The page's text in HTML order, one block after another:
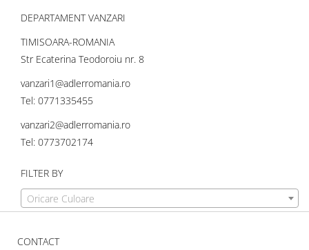
DEPARTAMENT VANZARI
TIMISOARA-ROMANIA
Str Ecaterina Teodoroiu nr. 8
vanzari1@adlerromania.ro
Tel: 0771335455
vanzari2@adlerromania.ro
Tel: 0773702174
FILTER BY
Oricare Culoare
CONTACT